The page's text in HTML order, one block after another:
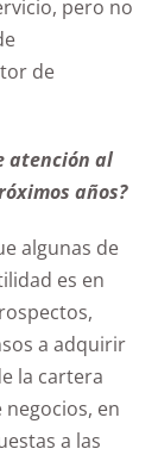
pero no
de
atención al
años?
algunas de
es en
a adquirir
la cartera
en
a las